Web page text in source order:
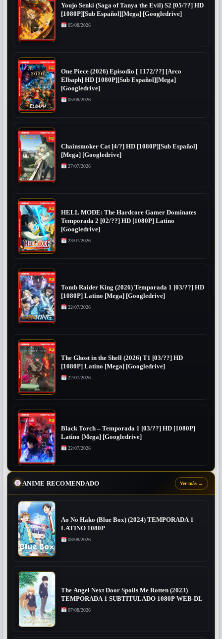
Youjo Senki (Saga of Tanya the Evil) S2 [05/??] HD
[1080P][Sub Español][Mega] [Googledrive]
05/08/2026
One Piece (2026) Episodio [ 1172/??] [Arco
Elbaph] HD [1080P][Sub Español][Mega]
[Googledrive]
05/08/2026
Chainsmoker Cat [4/?] HD [1080P][Sub Español]
[Mega] [Googledrive]
27/07/2026
HELL MODE: The Hardcore Gamer Dominates
Temporada 2 [02/??] HD [1080P] Latino
[Googledrive]
23/07/2026
Tomb Raider King (2026) Temporada 1 [03/??] HD
[1080P] Latino [Mega] [Googledrive]
22/07/2026
The Ghost in the Shell (2026) T1 [03/??] HD
[1080P] Latino [Mega] [Googledrive]
22/07/2026
Black Torch – Temporada 1 [03/??] HD [1080P]
Latino [Mega] [Googledrive]
22/07/2026
ANIME RECOMENDADO Ver más →
Ao No Hako (Blue Box) (2024) TEMPORADA 1
LATINO 1080P
08/08/2026
The Angel Next Door Spoils Me Rotten (2023)
TEMPORADA 1 SUBTITULADO 1080P WEB-DL
07/08/2026